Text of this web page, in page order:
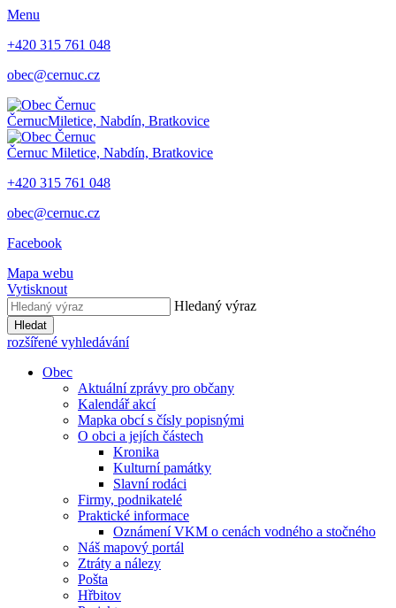
Menu
+420 315 761 048
obec@cernuc.cz
ČernucMiletice, Nabdín, Bratkovice
Černuc Miletice, Nabdín, Bratkovice
+420 315 761 048
obec@cernuc.cz
Facebook
Mapa webu
Vytisknout
Hledaný výraz
Hledat
rozšířené vyhledávání
Obec
Aktuální zprávy pro občany
Kalendář akcí
Mapka obcí s čísly popisnými
O obci a jejích částech
Kronika
Kulturní památky
Slavní rodáci
Firmy, podnikatelé
Praktické informace
Oznámení VKM o cenách vodného a stočného
Náš mapový portál
Ztráty a nálezy
Pošta
Hřbitov